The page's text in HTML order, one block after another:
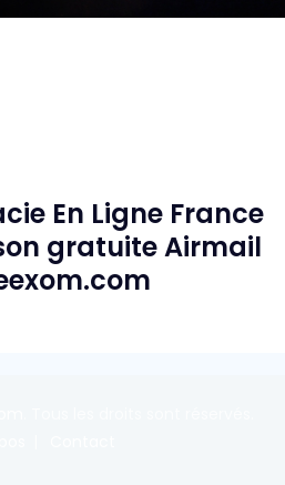
En Ligne France
gratuite Airmail